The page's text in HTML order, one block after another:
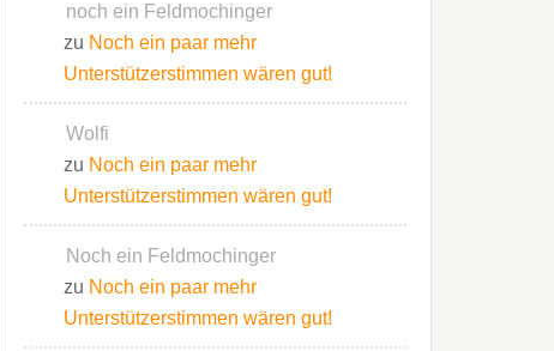
noch ein Feldmochinger
zu Noch ein paar mehr
Unterstützerstimmen wären gut!
Wolfi
zu Noch ein paar mehr
Unterstützerstimmen wären gut!
Noch ein Feldmochinger
zu Noch ein paar mehr
Unterstützerstimmen wären gut!